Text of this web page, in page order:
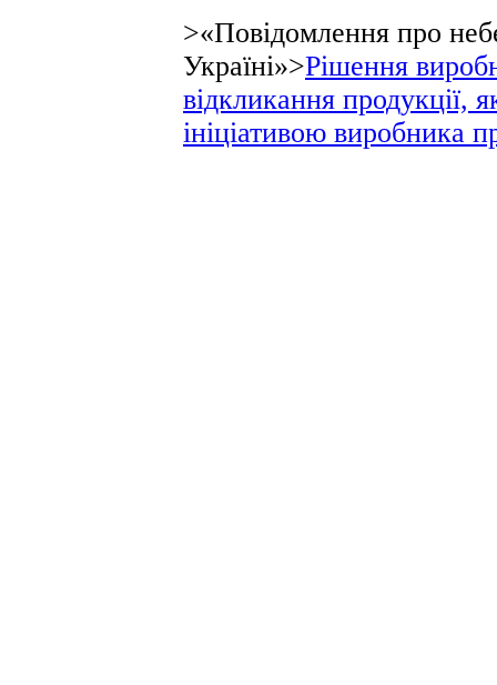
>«Повідомлення про
Україні»>Рішення
відкликання продукції,
ініціативою виробника